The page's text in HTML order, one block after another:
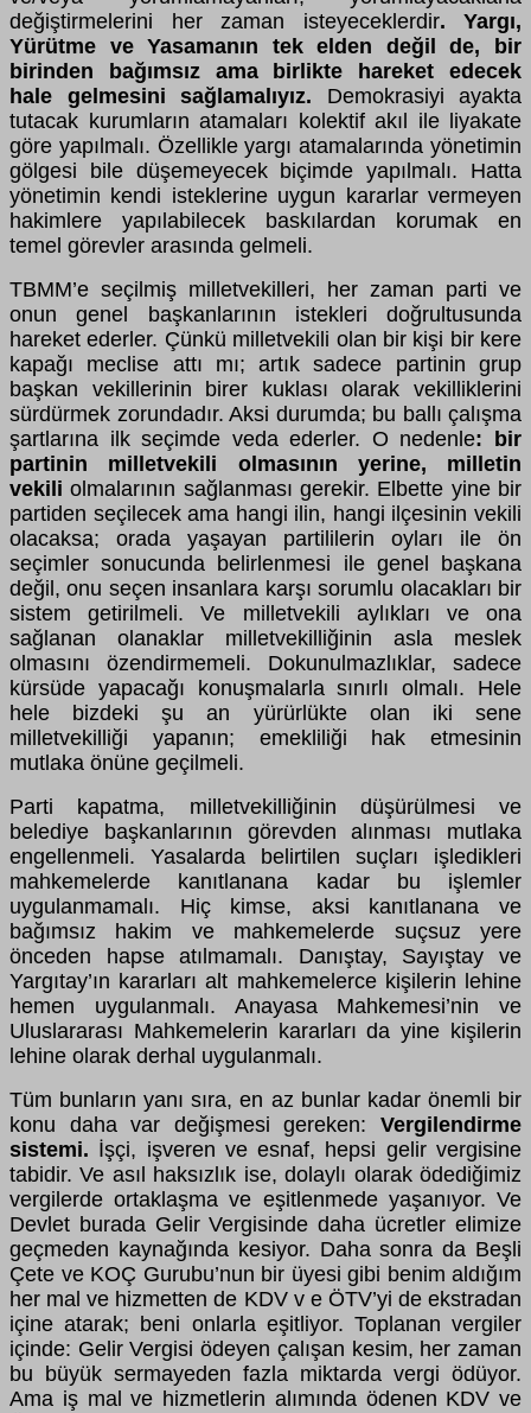
değiştirmelerini her zaman isteyeceklerdir. Yargı,
Yürütme ve Yasamanın tek elden değil de, bir
birinden bağımsız ama birlikte hareket edecek
hale gelmesini sağlamalıyız. Demokrasiyi ayakta
tutacak kurumların atamaları kolektif akıl ile liyakate
göre yapılmalı. Özellikle yargı atamalarında yönetimin
gölgesi bile düşemeyecek biçimde yapılmalı. Hatta
yönetimin kendi isteklerine uygun kararlar vermeyen
hakimlere yapılabilecek baskılardan korumak en
temel görevler arasında gelmeli.
TBMM’e seçilmiş milletvekilleri, her zaman parti ve
onun genel başkanlarının istekleri doğrultusunda
hareket ederler. Çünkü milletvekili olan bir kişi bir kere
kapağı meclise attı mı; artık sadece partinin grup
başkan vekillerinin birer kuklası olarak vekilliklerini
sürdürmek zorundadır. Aksi durumda; bu ballı çalışma
şartlarına ilk seçimde veda ederler. O nedenle: bir
partinin milletvekili olmasının yerine, milletin
vekiliolmalarının sağlanması gerekir. Elbette yine bir
partiden seçilecek ama hangi ilin, hangi ilçesinin vekili
olacaksa; orada yaşayan partililerin oyları ile ön
seçimler sonucunda belirlenmesi ile genel başkana
değil, onu seçen insanlara karşı sorumlu olacakları bir
sistem getirilmeli. Ve milletvekili aylıkları ve ona
sağlanan olanaklar milletvekilliğinin asla meslek
olmasını özendirmemeli. Dokunulmazlıklar, sadece
kürsüde yapacağı konuşmalarla sınırlı olmalı. Hele
hele bizdeki şu an yürürlükte olan iki sene
milletvekilliği yapanın; emekliliği hak etmesinin
mutlaka önüne geçilmeli.
Parti kapatma, milletvekilliğinin düşürülmesi ve
belediye başkanlarının görevden alınması mutlaka
engellenmeli. Yasalarda belirtilen suçları işledikleri
mahkemelerde kanıtlanana kadar bu işlemler
uygulanmamalı. Hiç kimse, aksi kanıtlanana ve
bağımsız hakim ve mahkemelerde suçsuz yere
önceden hapse atılmamalı. Danıştay, Sayıştay ve
Yargıtay’ın kararları alt mahkemelerce kişilerin lehine
hemen uygulanmalı. Anayasa Mahkemesi’nin ve
Uluslararası Mahkemelerin kararları da yine kişilerin
lehine olarak derhal uygulanmalı.
Tüm bunların yanı sıra, en az bunlar kadar önemli bir
konu daha var değişmesi gereken: Vergilendirme
sistemi. İşçi, işveren ve esnaf, hepsi gelir vergisine
tabidir. Ve asıl haksızlık ise, dolaylı olarak ödediğimiz
vergilerde ortaklaşma ve eşitlenmede yaşanıyor. Ve
Devlet burada Gelir Vergisinde daha ücretler elimize
geçmeden kaynağında kesiyor. Daha sonra da Beşli
Çete ve KOÇ Gurubu’nun bir üyesi gibi benim aldığım
her mal ve hizmetten de KDV v e ÖTV’yi de ekstradan
içine atarak; beni onlarla eşitliyor. Toplanan vergiler
içinde: Gelir Vergisi ödeyen çalışan kesim, her zaman
bu büyük sermayeden fazla miktarda vergi ödüyor.
Ama iş mal ve hizmetlerin alımında ödenen KDV ve